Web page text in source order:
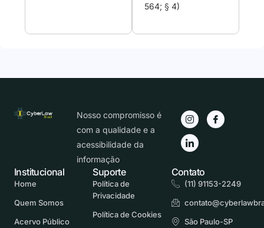
564; § 4)
Nosso compromisso é
com a qualidade e a
acessibilidade da
informação
Suporte
Política de
Privacidade
Política de Cookies
Contato
(11) 91153-2249
São Paulo-SP
Institucional
Home
Quem Somos
Acervo Público